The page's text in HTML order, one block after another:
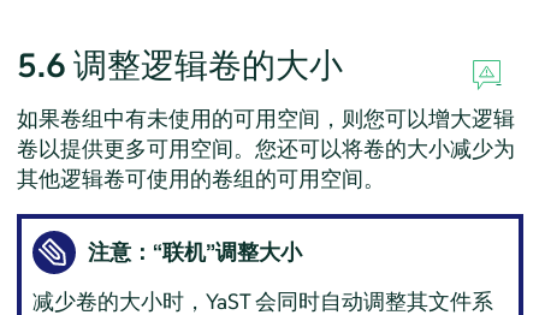
5.6 调整逻辑卷的大小
如果卷组中有未使用的可用空间，则您可以增大逻辑
卷以提供更多可用空间。您还可以将卷的大小减少为
其他逻辑卷可使用的卷组的可用空间。
注意： “联机”调整大小
减少卷的大小时，YaST 会同时自动调整其文件系